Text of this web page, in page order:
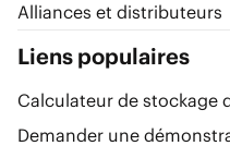
Alliances et distributeurs
Liens populaires
Calculateur de stockage
Demander une